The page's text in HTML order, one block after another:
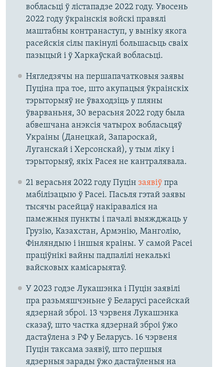
вобласьці ў лістападзе 2022 году. Увосень
2022 году ўкраінскія войскі правялі
маштабны контранаступ, у выніку якога
расейскія сілы пакінулі большасьць сваіх
пазыцый і ў Харкаўскай вобласьці.
Нягледзячы на першапачатковыя заявы
Пуціна пра тое, што акупацыя ўкраінскіх
тэрыторыяў не ўваходзіць у пляны
ўварваньня, 30 верасьня 2022 году была
абвешчана анэксія чатырох вобласьцяў
Украіны (Данецкай, Запароскай,
Луганскай і Херсонскай), у тым ліку і
тэрыторыяў, якіх Расея не кантралявала.
21 верасьня 2022 году Пуцін заявіўпра
мабілізацыю ў Расеі. Пасьля гэтай заявы
тысячы расейцаў накіраваліся на
памежныя пункты і пачалі выяжджаць у
Грузію, Казахстан, Армэнію, Манголію,
Фінляндыю і іншыя краіны. У самой Расеі
праціўнікі вайны падпалілі некалькі
вайсковых камісарыятаў.
У 2023 годзе Лукашэнка і Пуцін заявілі
пра разьмяшчэньне ў Беларусі расейскай
ядзернай зброі. 13 чэрвеня Лукашэнка
сказаў, што частка ядзернай зброі ўжо
дастаўлена з РФ у Беларусь. 16 чэрвеня
Пуцін таксама заявіў, што першыя
ядзерныя зарады ўжо дастаўленыя на